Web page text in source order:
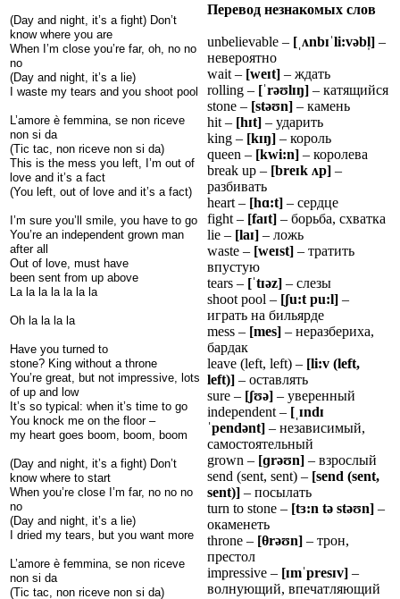
(Day and night, it’s a fight) Don’t
know where you are
When I’m close you’re far, oh, no no
no
(Day and night, it’s a lie)
I waste my tears and you shoot pool
L’amore è femmina, se non riceve
non si da
(Tic tac, non riceve non si da)
This is the mess you left, I’m out of
love and it’s a fact
(You left, out of love and it’s a fact)
I’m sure you’ll smile, you have to go
You’re an independent grown man
after all
Out of love, must have
been sent from up above
La la la la la la la
Oh la la la la
Have you turned to
stone? King without a throne
You’re great, but not impressive, lots
of up and low
It’s so typical: when it’s time to go
You knock me on the floor –
my heart goes boom, boom, boom
(Day and night, it’s a fight) Don’t
know where to start
When you’re close I’m far, no no no
no
(Day and night, it’s a lie)
I dried my tears, but you want more
L’amore è femmina, se non riceve
non si da
(Tic tac, non riceve non si da)
Перевод незнакомых слов
unbelievable – [ ˌʌnbɪˈli:vəbl] –
невероятно
wait – [weɪt] – ждать
rolling – [ˈrəʊlɪŋ] – катящийся
stone – [stəʊn] – камень
hit – [hɪt] – ударить
king – [kɪŋ] – король
queen – [kwi:n] – королева
break up – [breɪk ʌp] –
разбивать
heart – [hɑ:t] – сердце
fight – [faɪt] – борьба, схватка
lie – [laɪ] – ложь
waste – [weɪst] – тратить
впустую
tears – [ˈtɪəz] – слезы
shoot pool – [ʃu:t pu:l] –
играть на бильярде
mess – [mes] – неразбериха,
бардак
leave (left, left) – [li:v (left,
left)] – оставлять
sure – [ʃʊə] – уверенный
independent – [ ˌɪndɪ
ˈpendənt] – независимый,
самостоятельный
grown – [ɡrəʊn] – взрослый
send (sent, sent) – [send (sent,
sent)] – посылать
turn to stone – [tɜ:n tə stəʊn] –
окаменеть
throne – [θrəʊn] – трон,
престол
impressive – [ɪmˈpresɪv] –
волнующий, впечатляющий